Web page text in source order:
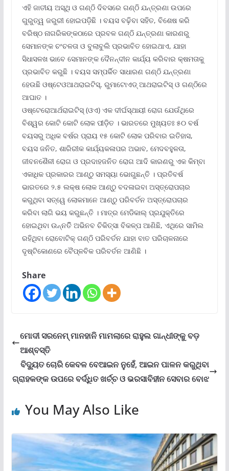
ଏହି ଜାତୀୟ ଅସ୍ଥି ଓ ଗଣ୍ଠି ଦିବସରେ ଗଣ୍ଠି ଯନ୍ତ୍ରଣା ଉପରେ
ଗୁରୁତ୍ୱ ଜରୁରୀ ହୋଇପଡ଼ିଛି । ବୟସ ବଢ଼ିବା ସହିତ, ବିଶେଷ କରି
ବରିଷ୍ଠ ନାଗରିକଙ୍କଠାରେ ପ୍ରବଳ ଗଣ୍ଠି ଯନ୍ତ୍ରଣା କାରଣରୁ
ସେମାନଙ୍କ ଚଂଚଳତା ଓ ବୁଲାବୁଲି ପ୍ରଭାବିତ ହୋଇଥାଏ, ଯାହା
ସିଧାସଳଖ ଭାବେ ସେମାନଙ୍କ ଦୈନନ୍ଦୀନ କାର୍ଯ୍ୟ କରିବାର କ୍ଷମତାକୁ
ପ୍ରଭାବିତ କରୁଛି । ବୟସ ସମ୍ପର୍କିତ ସାଧାରଣ ଗଣ୍ଠି ଯନ୍ତ୍ରଣା
ହେଉଛି ଓଷ୍ଟେଓଆଥରାଇଟିସ୍‌, ରୁମାଟୋଏଡ୍ ଆଥରାଇଟିସ୍ ଓ ଗଣ୍ଠିରେ
ଆଘାତ ।
ଓଷ୍ଟେରୋଆର୍ଥରାଇଟିସ୍ (ଓଏ) ଏକ ଦୀର୍ଘସ୍ଥାୟୀ ରୋଗ ଯେଉଁଥିରେ
ବିଶ୍ୱର କୋଟି କୋଟି ଲୋକ ପୀଡ଼ିତ । ଭାରତରେ ମୁଖ୍ୟତଃ ୫୦ ବର୍ଷ
ବୟସରୁ ଅଧିକ ବର୍ଷର ପ୍ରାୟ ୧୫ କୋଟି ଲୋକ ପରିବାର ଇତିହାସ,
ବୟସ ଜନିତ, ଶାରିରୀକ କାର୍ଯ୍ୟକଳାପର ଅଭାବ, ମେଦବହୁଳତା,
ଜୀବନଶୈଳୀ ରୋଗ ଓ ପ୍ରଦାହଜନିତ ରୋଗ ଆଦି କାରଣରୁ ଏକ କିମ୍ବା
ଏକାଧିକ ପ୍ରକାରର ଆଣ୍ଠୁ ସମସ୍ୟା ଭୋଗୁଛନ୍ତି । ପ୍ରତିବର୍ଷ
ଭାରତରେ ୨.୫ ଲକ୍ଷ ଲୋକ ଆଣ୍ଠୁ ବଦଳାଇବା ଅସ୍ତ୍ରୋପଚାର
କରୁଥିବା ସତ୍ୱେ ଲୋକମାନେ ଆଣ୍ଠୁ ପରିବର୍ତନ ଅସ୍ତ୍ରୋପଚାର
କରିବା ଲାଗି ଭୟ କରୁଛନ୍ତି । ମାତ୍ର ମେଡିକାଲ୍ ପ୍ରଯୁକ୍ତିରେ
ହୋଇଥିବା ଉନ୍ନତିି ଅଭିନବ ଚିକିତ୍ସା ବିକଳ୍ପ ଆଣିଛି, ଏଥିରେ ସାମିଲ
ରହିଥିବା ରୋବୋଟିକ୍ ଗଣ୍ଠି ପରିବର୍ତନ ଯାହା ବାତ ପରିଚାଳନାରେ
ଦୃଷ୍ଟିକୋଣରେ ବୈପ୍ଳବିକ ପରିବର୍ତନ ଆଣିଛି ।
Share
ମୋଦୀ ସରନେମ୍ ମାନହାନି ମାମଲାରେ ରାହୁଲ ଗାନ୍ଧୀଙ୍କୁ ବଡ଼
ଆଶ୍ବସ୍ତି
ବିଦ୍ୟୁତ ଚୋରି କେବଳ ବେଆଇନ ନୁହେଁ, ଆଇନ ପାଳନ କରୁଥିବା
ଗ୍ରାହକଙ୍କ ଉପରେ ବର୍ଦ୍ଧିତ ଖର୍ଚ୍ଚ ଓ ଭରସାବିହୀନ ସେବାର ବୋଝ
You May Also Like